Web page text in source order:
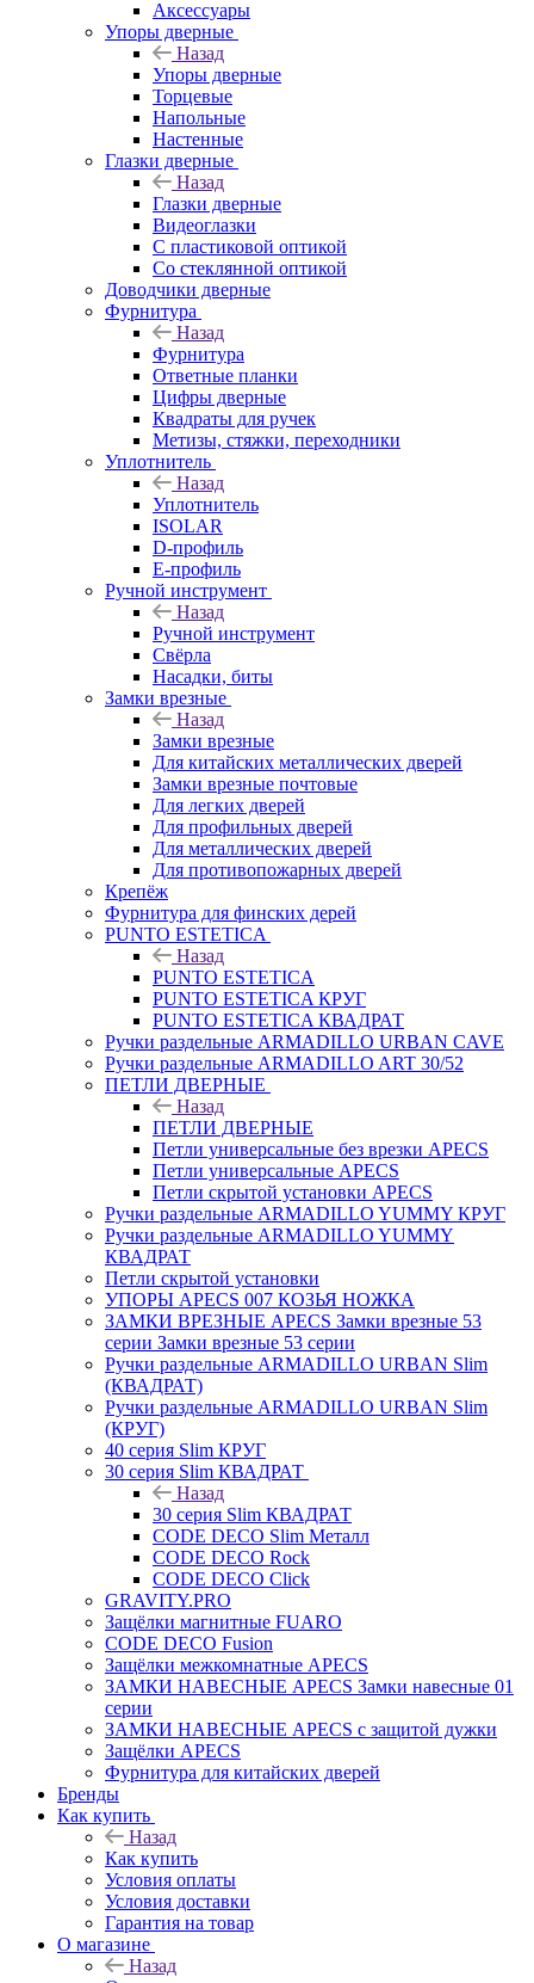
Аксессуары
Упоры дверные
Назад
Упоры дверные
Торцевые
Напольные
Настенные
Глазки дверные
Назад
Глазки дверные
Видеоглазки
С пластиковой оптикой
Со стеклянной оптикой
Доводчики дверные
Фурнитура
Назад
Фурнитура
Ответные планки
Цифры дверные
Квадраты для ручек
Метизы, стяжки, переходники
Уплотнитель
Назад
Уплотнитель
ISOLAR
D-профиль
Е-профиль
Ручной инструмент
Назад
Ручной инструмент
Свёрла
Насадки, биты
Замки врезные
Назад
Замки врезные
Для китайских металлических дверей
Замки врезные почтовые
Для легких дверей
Для профильных дверей
Для металлических дверей
Для противопожарных дверей
Крепёж
Фурнитура для финских дерей
PUNTO ESTETICA
Назад
PUNTO ESTETICA
PUNTO ESTETICA КРУГ
PUNTO ESTETICA КВАДРАТ
Ручки раздельные ARMADILLO URBAN CAVE
Ручки раздельные ARMADILLO ART 30/52
ПЕТЛИ ДВЕРНЫЕ
Назад
ПЕТЛИ ДВЕРНЫЕ
Петли универсальные без врезки APECS
Петли универсальные APECS
Петли скрытой установки APECS
Ручки раздельные ARMADILLO YUMMY КРУГ
Ручки раздельные ARMADILLO YUMMY
КВАДРАТ
Петли скрытой установки
УПОРЫ APECS 007 КОЗЬЯ НОЖКА
ЗАМКИ ВРЕЗНЫЕ APECS Замки врезные 53
серии Замки врезные 53 серии
Ручки раздельные ARMADILLO URBAN Slim
(КВАДРАТ)
Ручки раздельные ARMADILLO URBAN Slim
(КРУГ)
40 серия Slim КРУГ
30 серия Slim КВАДРАТ
Назад
30 серия Slim КВАДРАТ
CODE DECO Slim Металл
CODE DECO Rock
CODE DECO Click
GRAVITY.PRO
Защёлки магнитные FUARO
CODE DECO Fusion
Защёлки межкомнатные APECS
ЗАМКИ НАВЕСНЫЕ APECS Замки навесные 01
серии
ЗАМКИ НАВЕСНЫЕ APECS с защитой дужки
Защёлки APECS
Фурнитура для китайских дверей
Бренды
Как купить
Назад
Как купить
Условия оплаты
Условия доставки
Гарантия на товар
О магазине
Назад